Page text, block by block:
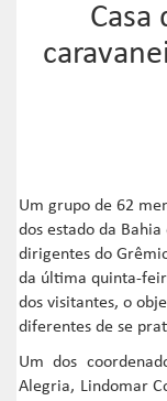
Casa
Um grupo de 62
dos estado da
dirigentes do
da última quinta-
dos visitantes, o
diferentes de se
Um dos
Alegria, Lindomar